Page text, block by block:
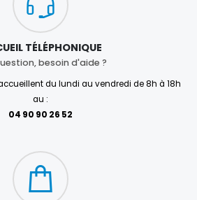
TÉLÉPHONIQUE
besoin d'aide ?
du lundi au vendredi de 8h à 18h
au :
04 90 90 26 52